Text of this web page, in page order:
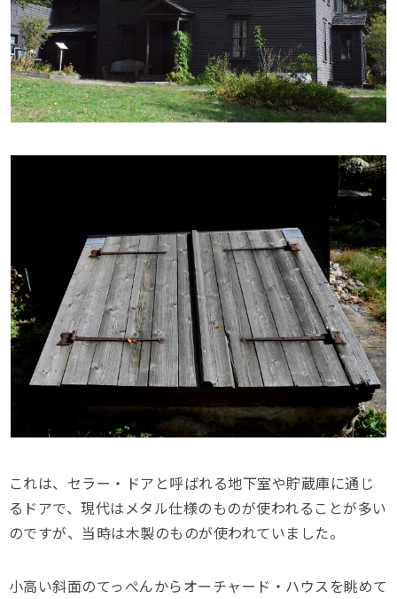
これは、セラー・ドアと呼ばれる地下室や貯蔵庫に通じ
るドアで、現代はメタル仕様のものが使われることが多い
のですが、当時は木製のものが使われていました。
小高い斜面のてっぺんからオーチャード・ハウスを眺めて